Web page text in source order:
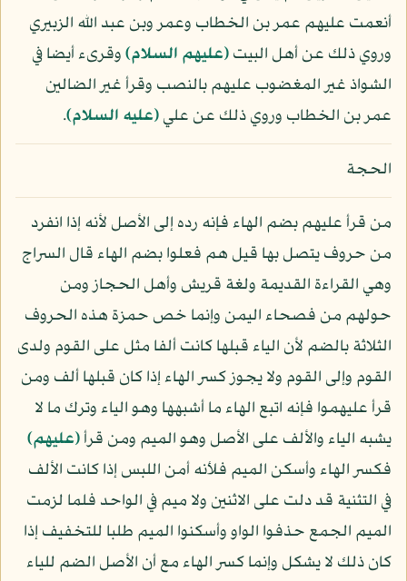
أنعمت عليهم عمر بن الخطاب وعمر وبن عبد الله الزبيري
وروي ذلك عن أهل البيت(عليهم السلام)وقرىء أيضا في
الشواذ غير المغضوب عليهم بالنصب وقرأ غير الضالين
عمر بن الخطاب وروي ذلك عن علي(عليه السلام).
الحجة
من قرأ عليهم بضم الهاء فإنه رده إلى الأصل لأنه إذا انفرد
من حروف يتصل بها قيل هم فعلوا بضم الهاء قال السراج
وهي القراءة القديمة ولغة قريش وأهل الحجاز ومن
حولهم من فصحاء اليمن وإنما خص حمزة هذه الحروف
الثلاثة بالضم لأن الياء قبلها كانت ألفا مثل على القوم ولدى
القوم وإلى القوم ولا يجوز كسر الهاء إذا كان قبلها ألف ومن
قرأ عليهموا فإنه اتبع الهاء ما أشبهها وهو الياء وترك ما لا
يشبه الياء والألف على الأصل وهو الميم ومن قرأ﴿عليهم﴾
فكسر الهاء وأسكن الميم فلأنه أمن اللبس إذا كانت الألف
في التثنية قد دلت على الاثنين ولا ميم في الواحد فلما لزمت
الميم الجمع حذفوا الواو وأسكنوا الميم طلبا للتخفيف إذا
كان ذلك لا يشكل وإنما كسر الهاء مع أن الأصل الضم للياء